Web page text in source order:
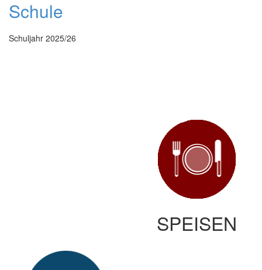
Schule
Schuljahr 2025/26
SPEISEN